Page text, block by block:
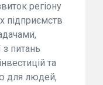
регіону
підприємств
питань
та
для людей,